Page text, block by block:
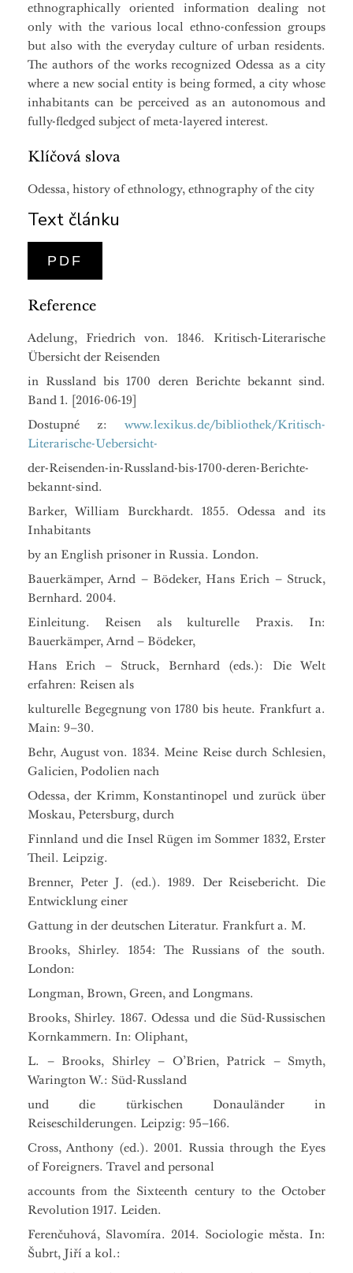
ethnographically oriented information dealing not
only with the various local ethno-confession groups
but also with the everyday culture of urban residents.
The authors of the works recognized Odessa as a city
where a new social entity is being formed, a city whose
inhabitants can be perceived as an autonomous and
fully-fledged subject of meta-layered interest.
Klíčová slova
Odessa, history of ethnology, ethnography of the city
Text článku
PDF
Reference
Adelung, Friedrich von. 1846. Kritisch-Literarische
Übersicht der Reisenden
in Russland bis 1700 deren Berichte bekannt sind.
Band 1. [2016-06-19]
Dostupné z: www.lexikus.de/bibliothek/Kritisch-
Literarische-Uebersicht-
der-Reisenden-in-Russland-bis-1700-deren-Berichte-
bekannt-sind.
Barker, William Burckhardt. 1855. Odessa and its
Inhabitants
by an English prisoner in Russia. London.
Bauerkämper, Arnd – Bödeker, Hans Erich – Struck,
Bernhard. 2004.
Einleitung. Reisen als kulturelle Praxis. In:
Bauerkämper, Arnd – Bödeker,
Hans Erich – Struck, Bernhard (eds.): Die Welt
erfahren: Reisen als
kulturelle Begegnung von 1780 bis heute. Frankfurt a.
Main: 9–30.
Behr, August von. 1834. Meine Reise durch Schlesien,
Galicien, Podolien nach
Odessa, der Krimm, Konstantinopel und zurück über
Moskau, Petersburg, durch
Finnland und die Insel Rügen im Sommer 1832, Erster
Theil. Leipzig.
Brenner, Peter J. (ed.). 1989. Der Reisebericht. Die
Entwicklung einer
Gattung in der deutschen Literatur. Frankfurt a. M.
Brooks, Shirley. 1854: The Russians of the south.
London:
Longman, Brown, Green, and Longmans.
Brooks, Shirley. 1867. Odessa und die Süd-Russischen
Kornkammern. In: Oliphant,
L. – Brooks, Shirley – O’Brien, Patrick – Smyth,
Warington W.: Süd-Russland
und die türkischen Donauländer in
Reiseschilderungen. Leipzig: 95–166.
Cross, Anthony (ed.). 2001. Russia through the Eyes
of Foreigners. Travel and personal
accounts from the Sixteenth century to the October
Revolution 1917. Leiden.
Ferenčuhová, Slavomíra. 2014. Sociologie města. In:
Šubrt, Jiří a kol.: